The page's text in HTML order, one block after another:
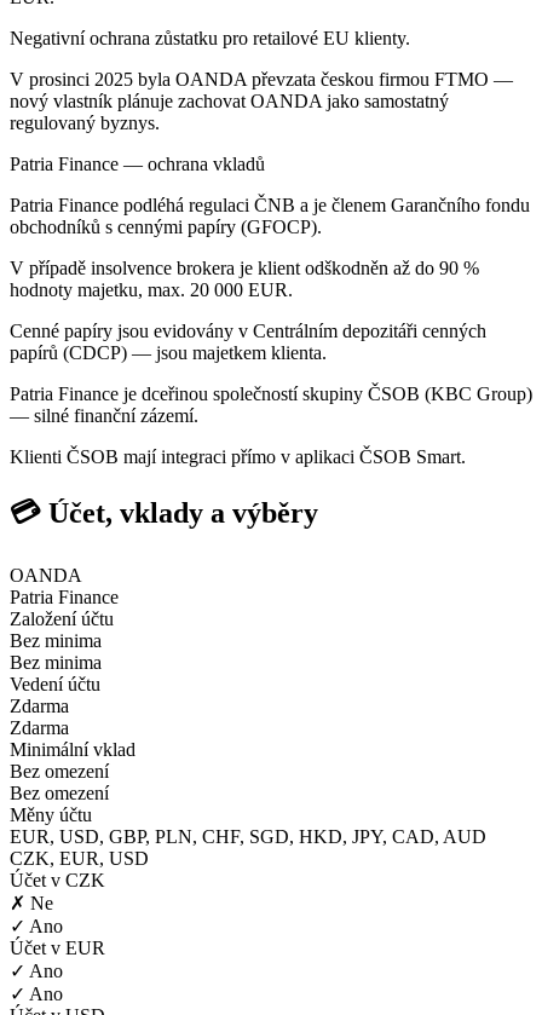
Negativní ochrana zůstatku pro retailové EU klienty.
V prosinci 2025 byla OANDA převzata českou firmou FTMO —
nový vlastník plánuje zachovat OANDA jako samostatný
regulovaný byznys.
Patria Finance — ochrana vkladů
Patria Finance podléhá regulaci ČNB a je členem Garančního fondu
obchodníků s cennými papíry (GFOCP).
V případě insolvence brokera je klient odškodněn až do 90 %
hodnoty majetku, max. 20 000 EUR.
Cenné papíry jsou evidovány v Centrálním depozitáři cenných
papírů (CDCP) — jsou majetkem klienta.
Patria Finance je dceřinou společností skupiny ČSOB (KBC Group)
— silné finanční zázemí.
Klienti ČSOB mají integraci přímo v aplikaci ČSOB Smart.
💳 Účet, vklady a výběry
OANDA
Patria Finance
Založení účtu
Bez minima
Bez minima
Vedení účtu
Zdarma
Zdarma
Minimální vklad
Bez omezení
Bez omezení
Měny účtu
EUR, USD, GBP, PLN, CHF, SGD, HKD, JPY, CAD, AUD
CZK, EUR, USD
Účet v CZK
✗ Ne
✓ Ano
Účet v EUR
✓ Ano
✓ Ano